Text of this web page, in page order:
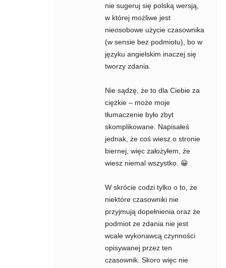
nie sugeruj się polską wersją,
w której możliwe jest
nieosobowe użycie czasownika
(w sensie bez podmiotu), bo w
języku angielskim inaczej się
tworzy zdania.
Nie sądzę, że to dla Ciebie za
ciężkie – może moje
tłumaczenie było zbyt
skomplikowane. Napisałeś
jednak, że coś wiesz o stronie
biernej, więc założyłem, że
wiesz niemal wszystko. 😀
W skrócie codzi tylko o to, że
niektóre czasowniki nie
przyjmują dopełnienia oraz że
podmiot ze zdania nie jest
wcale wykonawcą czynności
opisywanej przez ten
czasownik. Skoro więc nie